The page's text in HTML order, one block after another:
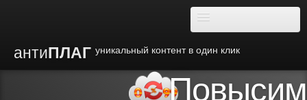
антиПЛАГ уникальный контент в один клик
Повысим